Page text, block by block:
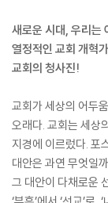
새로운 시대, 우리는
열정적인 교회 개혁
교회의 청사진!
교회가 세상의 어두
오래다. 교회는 세상
지경에 이르렀다. 포
대안은 과연 무엇일
그 대안이 다채로운